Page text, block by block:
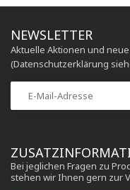
Bei jeglichen Fragen zu
stehen wir Ihnen gern zur
NEWSLETTER
Aktuelle Aktionen und
(Datenschutzerklärung